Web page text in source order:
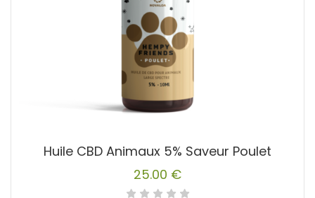
Huile CBD Animaux 5% Saveur Poulet
25.00 €